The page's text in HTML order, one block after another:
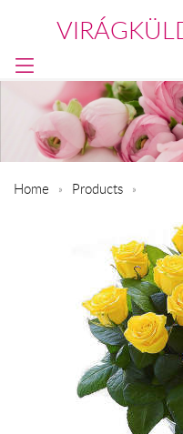
Home Products